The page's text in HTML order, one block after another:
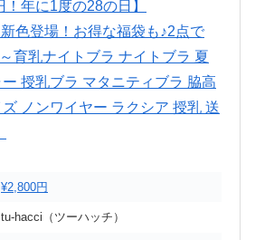
¥2,800円
tu-hacci（ツーハッチ）